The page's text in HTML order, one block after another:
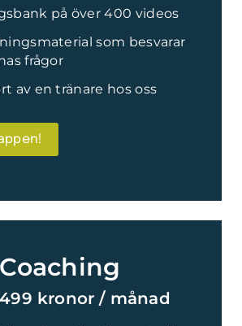
på över 400 videos
som besvarar
frågor
av en tränare hos oss
Coaching
kronor / månad